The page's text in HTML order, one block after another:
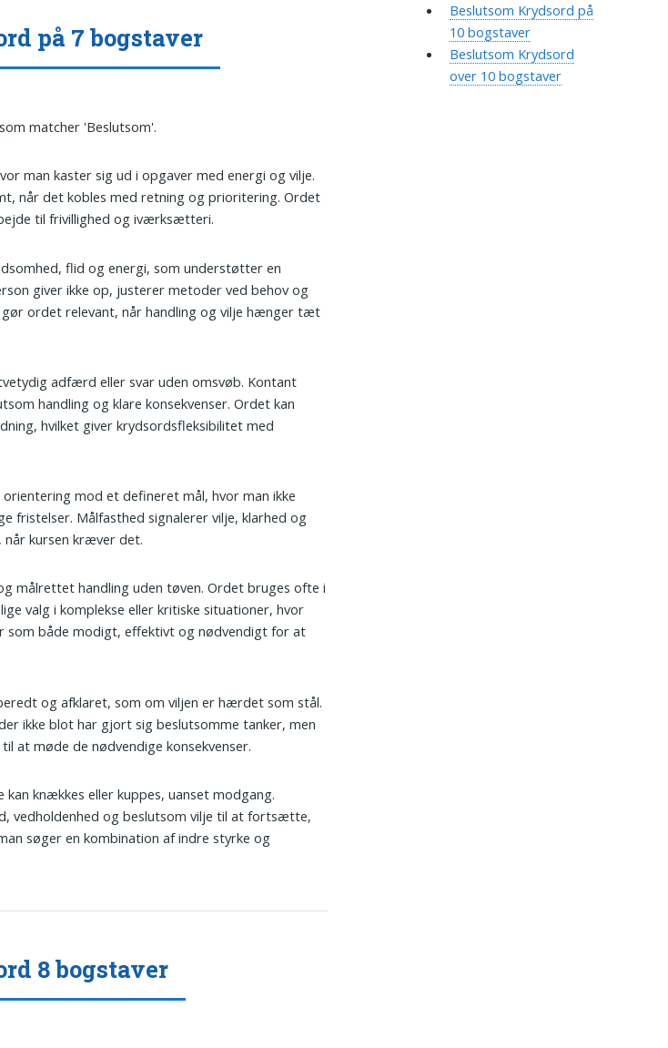
på 7 bogstaver
matcher 'Beslutsom'.
man kaster sig ud i opgaver med energi og vilje.
når det kobles med retning og prioritering. Ordet
til frivillighed og iværksætteri.
flid og energi, som understøtter en
giver ikke op, justerer metoder ved behov og
ordet relevant, når handling og vilje hænger tæt
adfærd eller svar uden omsvøb. Kontant
handling og klare konsekvenser. Ordet kan
hvilket giver krydsordsfleksibilitet med
mod et defineret mål, hvor man ikke
fristelser. Målfasthed signalerer vilje, klarhed og
når kursen kræver det.
målrettet handling uden tøven. Ordet bruges ofte i
valg i komplekse eller kritiske situationer, hvor
som både modigt, effektivt og nødvendigt for at
og afklaret, som om viljen er hærdet som stål.
ikke blot har gjort sig beslutsomme tanker, men
at møde de nødvendige konsekvenser.
kan knækkes eller kuppes, uanset modgang.
vedholdenhed og beslutsom vilje til at fortsætte,
søger en kombination af indre styrke og
8 bogstaver
Beslutsom Krydsord på
10 bogstaver
Beslutsom Krydsord
over 10 bogstaver